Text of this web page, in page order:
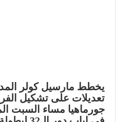
يخطط مارسيل كولر
تعديلات على تشكيل
جورماهيا مساء السبت